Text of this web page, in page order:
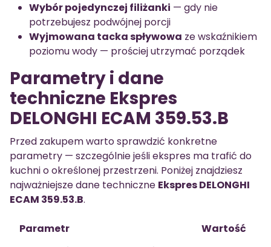
Wybór pojedynczej filiżanki — gdy nie
potrzebujesz podwójnej porcji
Wyjmowana tacka spływowa ze wskaźnikiem
poziomu wody — prościej utrzymać porządek
Parametry i dane
techniczne Ekspres
DELONGHI ECAM 359.53.B
Przed zakupem warto sprawdzić konkretne
parametry — szczególnie jeśli ekspres ma trafić do
kuchni o określonej przestrzeni. Poniżej znajdziesz
najważniejsze dane techniczne Ekspres DELONGHI
ECAM 359.53.B.
Parametr
Wartość